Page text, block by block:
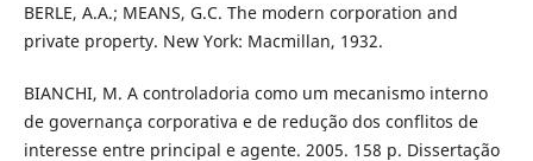
BERLE, A.A.; MEANS, G.C. The modern corporation and
private property. New York: Macmillan, 1932.
BIANCHI, M. A controladoria como um mecanismo interno
de governança corporativa e de redução dos conflitos de
interesse entre principal e agente. 2005. 158 p. Dissertação